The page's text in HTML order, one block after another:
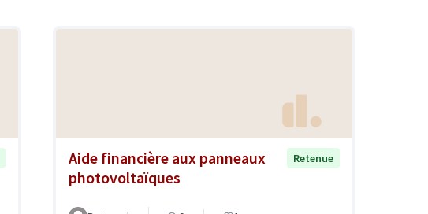
Aide financière aux panneaux
photovoltaïques
Retenue